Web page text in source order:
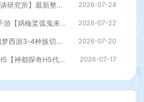
三网H5小游戏【怪谈研究所】最新整理WIN系服务端+Linux手工服务端+详细搭建教程 2026-07-24
3D武侠MMORPG手游【焫桖桨弧鬼来7职业精修代金券内购版】最新整Linux手工服务端+安卓苹果双端+CDK授权后台+详细搭建教程 2026-07-22
GGE2互通大话【旧梦西游3-4种族切换】最新整理Win系服务端+安卓PC互通客户端+内置GM工具+全套源码+详细搭建教程 2026-07-20
探案推理古风养成H5【神都探奇H5代金券内购版】最新整理单机一键即玩镜像端+Linux手工服务端+CDK授权后台+详细搭建教程 2026-07-17